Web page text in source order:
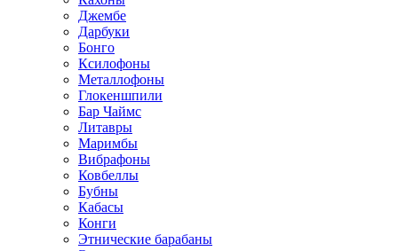
Джембе
Дарбуки
Бонго
Ксилофоны
Металлофоны
Глокеншпили
Бар Чаймс
Литавры
Маримбы
Вибрафоны
Ковбеллы
Бубны
Кабасы
Конги
Этнические барабаны